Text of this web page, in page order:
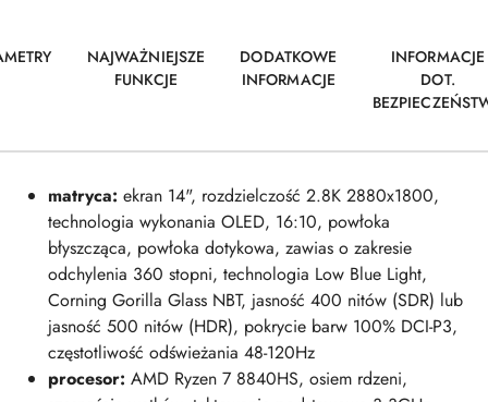
NAJWAŻNIEJSZE
FUNKCJE
DODATKOWE
INFORMACJE
INFORMACJE
DOT.
matryca: ekran 14", rozdzielczość 2.8K 2880x1800,
technologia wykonania OLED, 16:10, powłoka
błyszcząca, powłoka dotykowa, zawias o zakresie
odchylenia 360 stopni, technologia Low Blue Light,
Corning Gorilla Glass NBT, jasność 400 nitów (SDR) lub
jasność 500 nitów (HDR), pokrycie barw 100% DCI-P3,
częstotliwość odświeżania 48-120Hz
procesor: AMD Ryzen 7 8840HS, osiem rdzeni,